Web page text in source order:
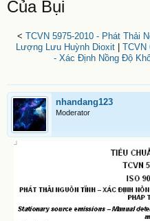
Của Bụi
< TCVN 5975-2010 - Phát Thải
Lượng Lưu Huỳnh Dioxit| TCVN
- Xác Định Nồng Độ
nhandang123
Moderator